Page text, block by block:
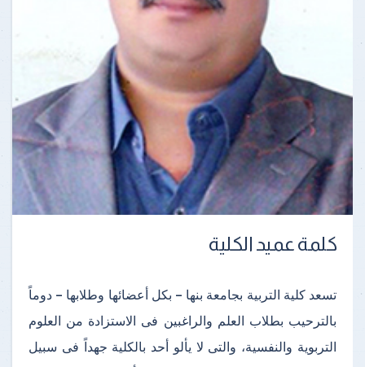
كلمة عميد الكلية
تسعد كلية التربية بجامعة بنها – بكل أعضائها وطلابها – دوماً
بالترحيب بطلاب العلم والراغبين فى الاستزادة من العلوم
التربوية والنفسية، والتى لا يألو أحد بالكلية جهداً فى سبيل